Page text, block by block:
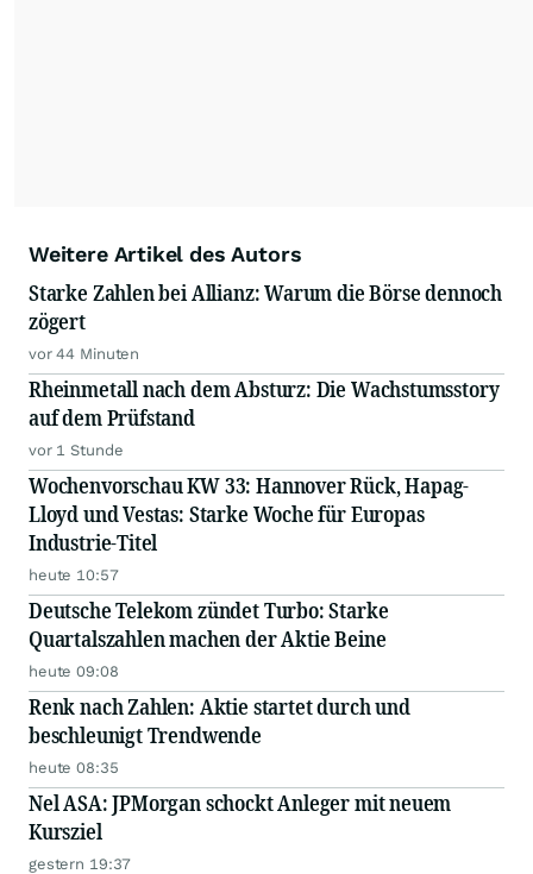
Weitere Artikel des Autors
Starke Zahlen bei Allianz: Warum die Börse dennoch
zögert
vor 44 Minuten
Rheinmetall nach dem Absturz: Die Wachstumsstory
auf dem Prüfstand
vor 1 Stunde
Wochenvorschau KW 33: Hannover Rück, Hapag-
Lloyd und Vestas: Starke Woche für Europas
Industrie-Titel
heute 10:57
Deutsche Telekom zündet Turbo: Starke
Quartalszahlen machen der Aktie Beine
heute 09:08
Renk nach Zahlen: Aktie startet durch und
beschleunigt Trendwende
heute 08:35
Nel ASA: JPMorgan schockt Anleger mit neuem
Kursziel
gestern 19:37